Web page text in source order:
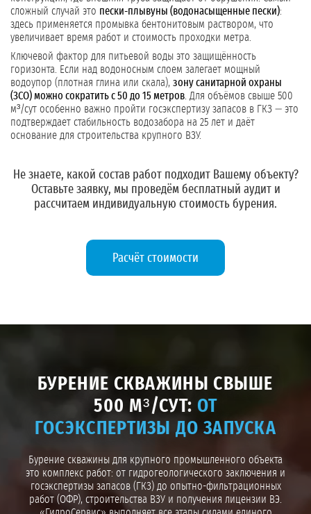
сложный случай это пески-плывуны (водонасыщенные пески):
здесь применяется промывка бентонитовым раствором, что
увеличивает время работ и стоимость проходки метра.
Ключевой фактор для питьевой воды это защищённость
горизонта. Если над водоносным слоем залегает мощный
водоупор (плотная глина или скала), зону санитарной охраны
(ЗСО) можно сократить с 50 до 15 метров . Для объёмов свыше 500
м³/сут особенно важно пройти госэкспертизу запасов в ГКЗ — это
подтверждает стабильность водозабора на 25 лет и даёт
основание для строительства крупного ВЗУ.
Не знаете, какой состав работ подходит Вашему объекту?
Оставьте заявку, мы проведём бесплатный аудит и
рассчитаем индивидуальную стоимость бурения.
Расчёт стоимости
БУРЕНИЕ СКВАЖИНЫ СВЫШЕ
500 М³/СУТ: ОТ
ГОСЭКСПЕРТИЗЫ ДО ЗАПУСКА
Бурение скважины для крупного промышленного объекта
это комплекс работ: от гидрогеологического заключения и
госэкспертизы запасов (ГКЗ) до опытно-фильтрационных
работ (ОФР), строительства ВЗУ и получения лицензии ВЭ.